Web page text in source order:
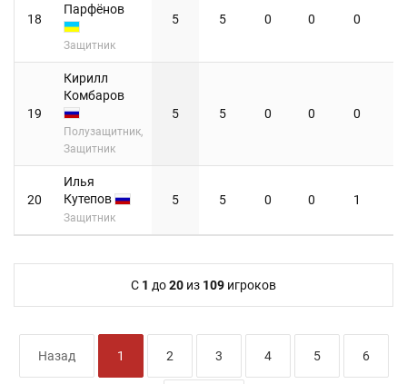
18
Парфёнов
Защитник
5 5 0 0 0
19
Кирилл
Комбаров
Полузащитник,
Защитник
5 5 0 0 0
20
Илья
Кутепов
Защитник
5 5 0 0 1
C 1 до20 из 109 игроков
Назад 1 2 3 4 5 6